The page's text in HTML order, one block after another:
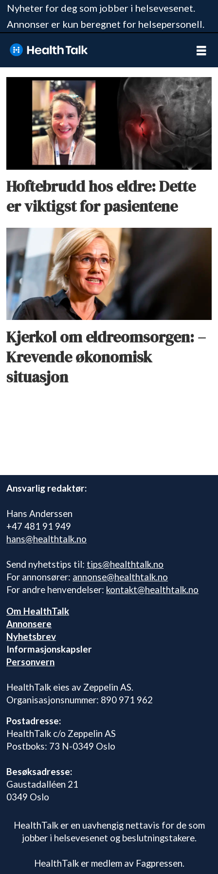
Nyheter for deg som jobber i helsevesenet.
Annonser er kun beregnet for helsepersonell.
Tag:
eldreomsorg
Hoftebrudd hos eldre: Dette
er viktigst for pasientene
Kjerkol om eldreomsorgen: –
Krevende økonomisk
situasjon
Ansvarlig redaktør:
Hans Anderssen
+47 481 91 949
hans@healthtalk.no
Send nyhetstips til: tips@healthtalk.no
For annonsører: annonse@healthtalk.no
For andre henvendelser: kontakt@healthtalk.no
Om HealthTalk
Annonsere
Nyhetsbrev
Informasjonskapsler
Personvern
HealthTalk eies av Zeppelin AS.
Organisasjonsnummer: 890 971 962
Postadresse:
HealthTalk c/o Zeppelin AS
Postboks: 73 N-0349 Oslo
Besøksadresse:
Gaustadalléen 21
0349 Oslo
HealthTalk er en uavhengig nettavis for de som
jobber i helsevesenet og beslutningstakere.
HealthTalk er medlem av Fagpressen.